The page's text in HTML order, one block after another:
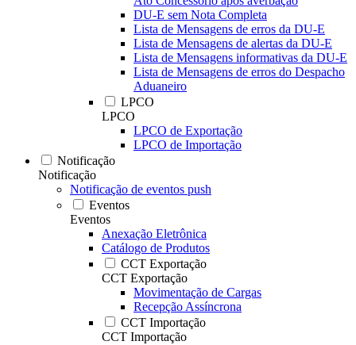
DU-E sem Nota Completa
Lista de Mensagens de erros da DU-E
Lista de Mensagens de alertas da DU-E
Lista de Mensagens informativas da DU-E
Lista de Mensagens de erros do Despacho
Aduaneiro
LPCO
LPCO
LPCO de Exportação
LPCO de Importação
Notificação
Notificação
Notificação de eventos push
Eventos
Eventos
Anexação Eletrônica
Catálogo de Produtos
CCT Exportação
CCT Exportação
Movimentação de Cargas
Recepção Assíncrona
CCT Importação
CCT Importação